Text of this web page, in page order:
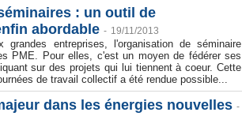
: un outil de
abordable - 19/11/2013
grandes entreprises, l'organisation de séminaire
PME. Pour elles, c'est un moyen de fédérer ses
sur des projets qui lui tiennent à coeur. Cette
de travail collectif a été rendue possible...
dans les énergies nouvelles -